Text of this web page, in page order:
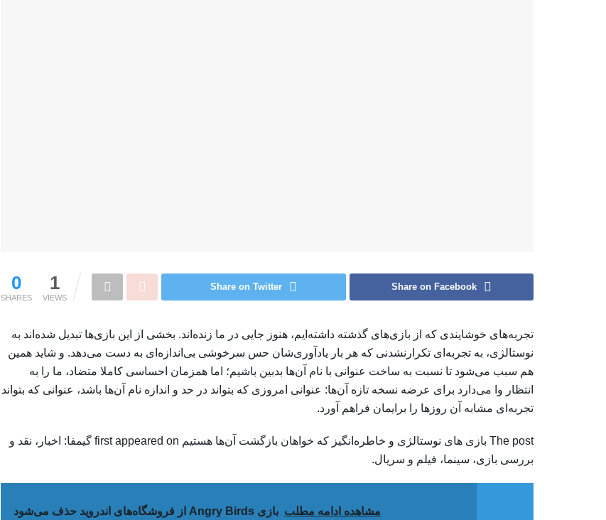
0
SHARES
1
VIEWS
Share on Facebook
Share on Twitter
تجربه‌های خوشایندی که از بازی‌های گذشته داشته‌ایم، هنوز جایی در ما زنده‌اند. بخشی از این بازی‌ها تبدیل شده‌اند به
نوستالژی، به تجربه‌ای تکرارنشدنی که هر بار یادآوری‌شان حس سرخوشی بی‌اندازه‌ای به دست می‌دهد. و شاید همین
هم سبب می‌شود تا نسبت به ساخت عنوانی با نام آن‌ها بدبین باشیم؛ اما همزمان احساسی کاملا متضاد، ما را به
انتظار وا می‌دارد برای عرضه نسخه تازه آن‌ها: عنوانی امروزی که بتواند در حد و اندازه نام آن‌ها باشد، عنوانی که بتواند
تجربه‌ای مشابه آن روزها را برایمان فراهم آورد.
The post بازی های نوستالژی و خاطره‌انگیز که خواهان بازگشت آن‌ها هستیم first appeared on گیمفا: اخبار، نقد و
بررسی بازی، سینما، فیلم و سریال.
مشاهده ادامه مطلب بازی Angry Birds از فروشگاه‌های اندروید حذف می‌شود